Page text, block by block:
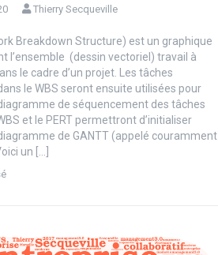
Thierry Secqueville
Breakdown Structure) est un graphique
l’ensemble (dessin vectoriel) travail à
le cadre d’un projet. Les tâches
le WBS seront ensuite utilisées pour
de séquencement des tâches
et le PERT permettront d’initialiser
de GANTT (appelé couramment
un […]